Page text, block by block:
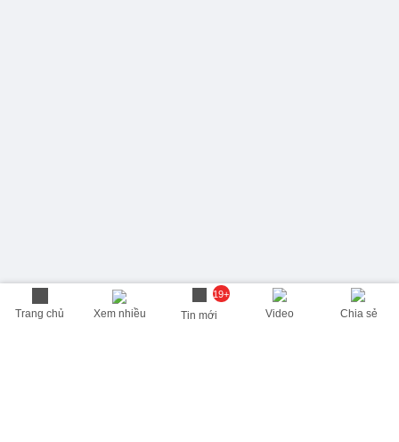
Trang chủ Xem nhiều
19+
Tin mới Video Chia sẻ